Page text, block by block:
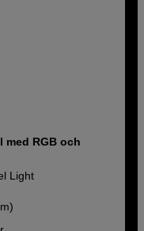
med RGB och
Light